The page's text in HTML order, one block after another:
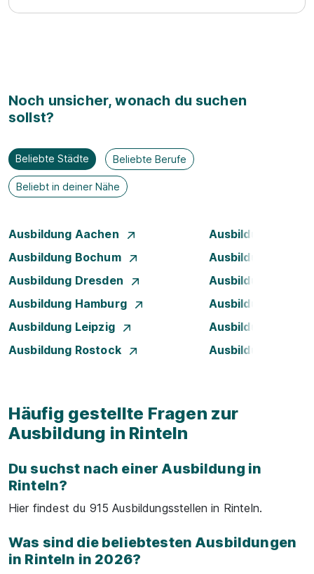
Noch unsicher, wonach du suchen
sollst?
Beliebte Städte Beliebte Berufe
Beliebt in deiner Nähe
Ausbildung Aachen
Ausbildung
Ausbildung Bochum
Ausbildung Bonn
Ausbildung Dresden
Ausbildung
Ausbildung Hamburg
Ausbildung
Ausbildung Leipzig
Ausbildung
Ausbildung Rostock
Ausbildung
Häufig gestellte Fragen zur
Ausbildung in Rinteln
Du suchst nach einer Ausbildung in
Rinteln?
Hier findest du 915 Ausbildungsstellen in Rinteln.
Was sind die beliebtesten Ausbildungen
in Rinteln in 2026?